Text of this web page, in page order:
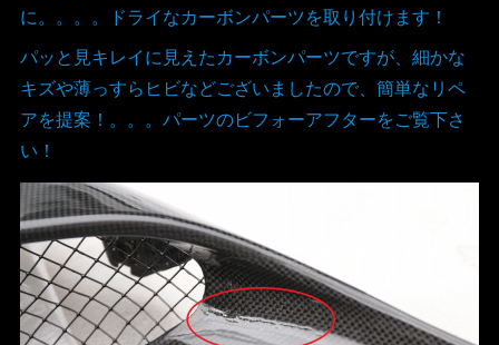
に。。。。ドライなカーボンパーツを取り付けます！
パッと見キレイに見えたカーボンパーツですが、細かな
キズや薄っすらヒビなどございましたので、簡単なリペ
アを提案！。。。パーツのビフォーアフターをご覧下さ
い！